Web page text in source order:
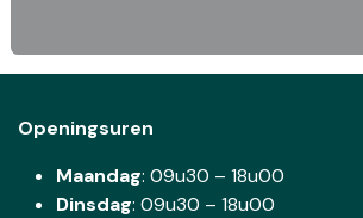
Openingsuren
Maandag: 09u30 – 18u00
Dinsdag: 09u30 – 18u00